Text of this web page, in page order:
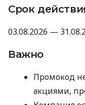
Срок
03.08.2026 —
Важно
Промокод
акциями,